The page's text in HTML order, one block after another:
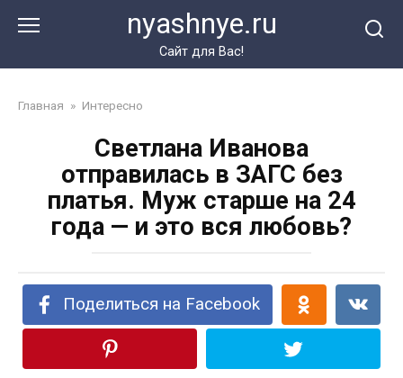
nyashnye.ru
Сайт для Вас!
Главная » Интересно
Светлана Иванова
отправилась в ЗАГС без
платья. Муж старше на 24
года — и это вся любовь?
Поделиться на Facebook